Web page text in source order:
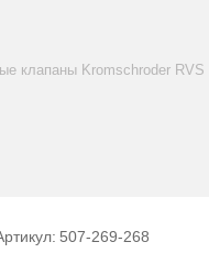
клапаны Kromschroder RVS
507-269-268